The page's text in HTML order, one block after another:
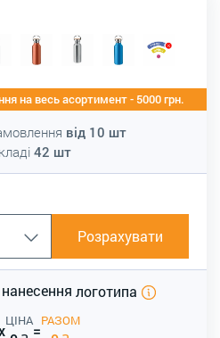
на весь асортимент - 5000 грн.
від 10 шт
42 шт
Розрахувати
логотипа
ЦІНА
=
РАЗОМ